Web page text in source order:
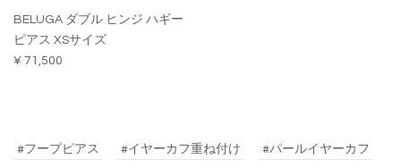
BELUGA ダブル ヒンジ ハギー
ピアス XSサイズ
¥ 71,500
#フープピアス #イヤーカフ重ね付け #パールイヤーカフ